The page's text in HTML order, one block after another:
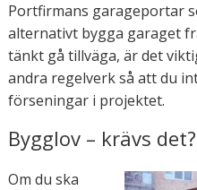
Portfirmans garageportar
alternativt bygga garaget
tänkt gå tillväga, är det
andra regelverk så att du
förseningar i projektet.
Bygglov – krävs det?
Om du ska